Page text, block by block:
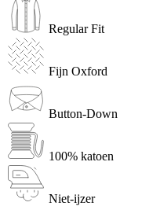
Regular Fit
Fijn Oxford
Button-Down
100% katoen
Niet-ijzer